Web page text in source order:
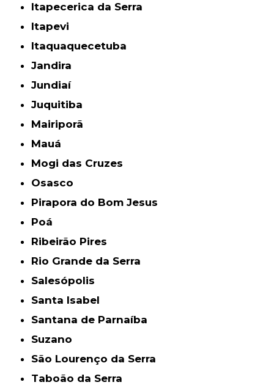
Itapecerica da Serra
Itapevi
Itaquaquecetuba
Jandira
Jundiaí
Juquitiba
Mairiporã
Mauá
Mogi das Cruzes
Osasco
Pirapora do Bom Jesus
Poá
Ribeirão Pires
Rio Grande da Serra
Salesópolis
Santa Isabel
Santana de Parnaíba
Suzano
São Lourenço da Serra
Taboão da Serra